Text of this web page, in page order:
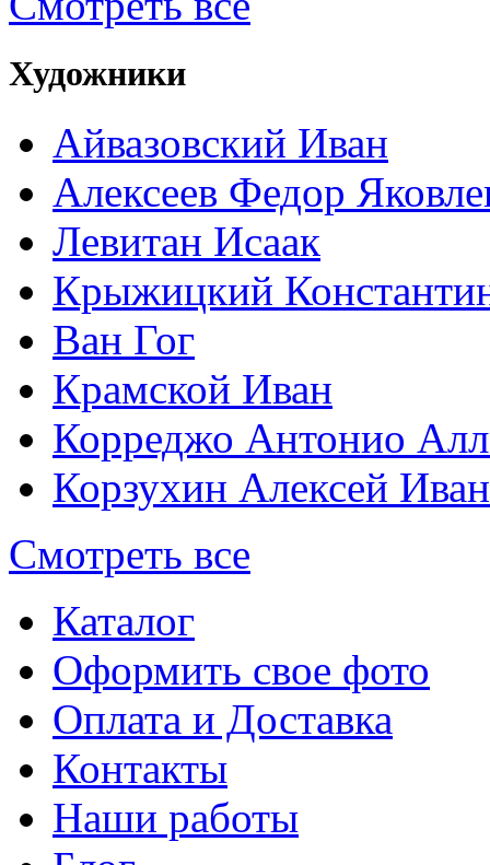
Художники
Айвазовский Иван
Алексеев Федор
Левитан Исаак
Крыжицкий
Ван Гог
Крамской Иван
Корреджо Антонио
Корзухин Алексей
Смотреть все
Каталог
Оформить свое фото
Оплата и Доставка
Контакты
Наши работы